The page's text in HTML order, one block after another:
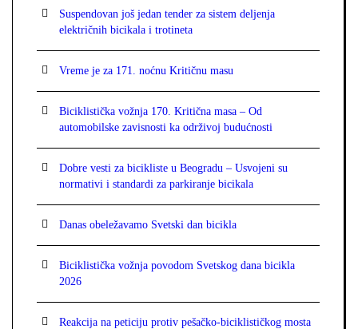
Suspendovan još jedan tender za sistem deljenja
električnih bicikala i trotineta
Vreme je za 171. noćnu Kritičnu masu
Biciklistička vožnja 170. Kritična masa – Od
automobilske zavisnosti ka održivoj budućnosti
Dobre vesti za bicikliste u Beogradu – Usvojeni su
normativi i standardi za parkiranje bicikala
Danas obeležavamo Svetski dan bicikla
Biciklistička vožnja povodom Svetskog dana bicikla
2026
Reakcija na peticiju protiv pešačko-biciklističkog mosta